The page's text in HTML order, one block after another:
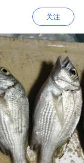
关注